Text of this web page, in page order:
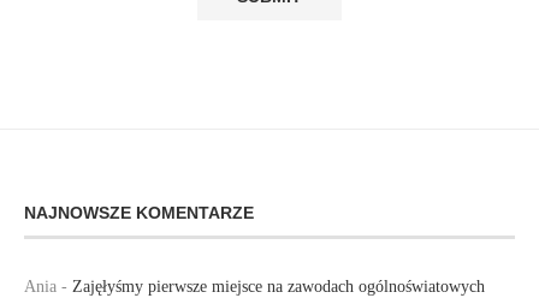
NAJNOWSZE KOMENTARZE
Ania - Zajęłyśmy pierwsze miejsce na zawodach ogólnoświatowych